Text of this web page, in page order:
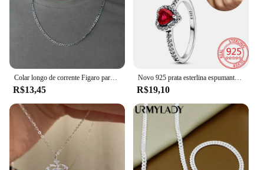
Colar longo de corrente Figaro para mulheres e homens, joias Hip Hop, prata 925, 4mm, 40-75cm
R$13,45
Novo 925 prata esterlina espumante coração halo pingente collier colar coração vermelho anel redondo hoop brincos feminino conjunto de jóias presente
R$19,10